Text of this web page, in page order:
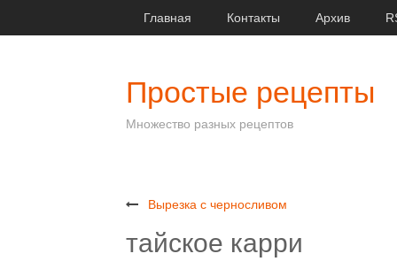
Главная Контакты Архив
Простые рецепты
Множество разных рецептов
Вырезка с черносливом
тайское карри